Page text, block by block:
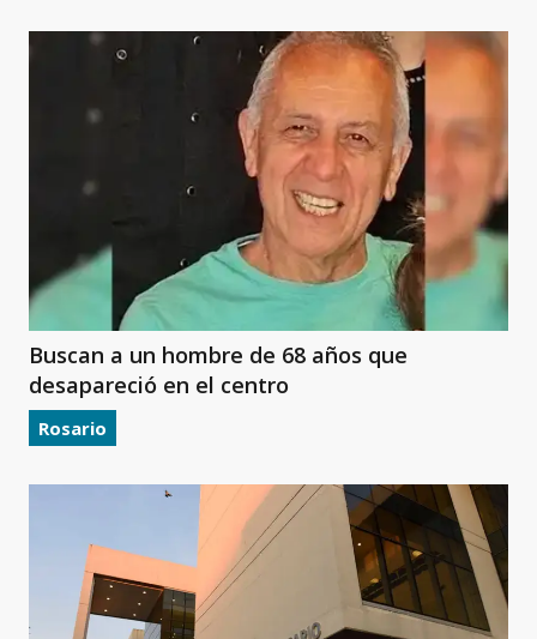
Buscan a un hombre de 68 años que
desapareció en el centro
Rosario